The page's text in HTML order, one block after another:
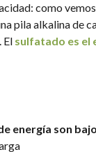
como
pila alkalina de
El sulfatado es el
energía son